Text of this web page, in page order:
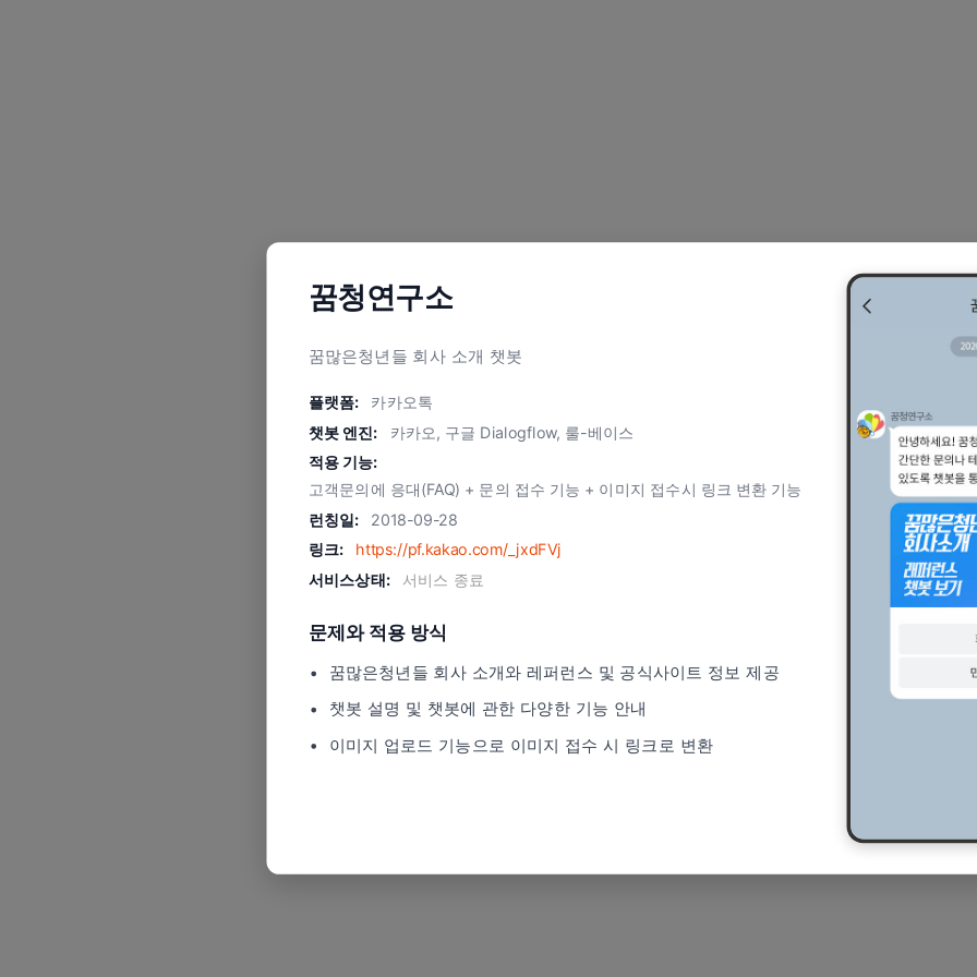
꿈청연구소
꿈많은청년들 회사 소개 챗봇
플랫폼: 카카오톡
챗봇 엔진: 카카오, 구글 Dialogflow, 룰-베이스
적용 기능:
고객문의에 응대(FAQ) + 문의 접수 기능 + 이미지 접수시 링크 변환 기능
런칭일: 2018-09-28
링크:
https://pf.kakao.com/_jxdFVj
서비스상태:
서비스 종료
문제와 적용 방식
꿈많은청년들 회사 소개와 레퍼런스 및 공식사이트 정보 제공
챗봇 설명 및 챗봇에 관한 다양한 기능 안내
이미지 업로드 기능으로 이미지 접수 시 링크로 변환